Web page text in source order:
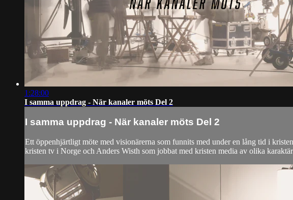
1:28:00
I samma uppdrag - När kanaler möts Del 2
I samma uppdrag - När kanaler möts Del 2
Ett öppenhjärtligt möte med visionärerna som funnits med under en lång tid i
kristen tv i Norge och Anders Wisth som jobbat med kristen media av olika